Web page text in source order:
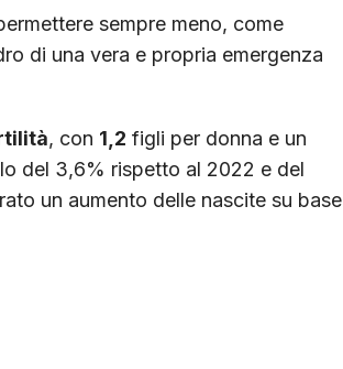
sempre meno, come
di una vera e propria emergenza
, con 1,2 figli per donna e un
del 3,6% rispetto al 2022 e del
un aumento delle nascite su base